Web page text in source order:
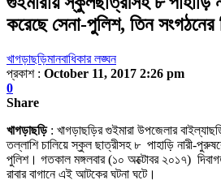
করেছে সেনা-পুলিশ, তিন সংগঠনের
খাগড়াছড়িমানবাধিকার লঙ্ঘন
প্রকাশ : October 11, 2017 2:26 pm
0
Share
খাগড়াছড়ি: খাগড়াছড়ির গুইমারা উপজেলার
তল্লাশি চালিয়ে স্কুল ছাত্রীসহ ৮ পাহাড়ি নারী-
পুলিশ। গতকাল মঙ্গলবার (১০ অক্টোবর ২০১৭)
রাবার বাগানে এই আটকের ঘটনা ঘটে।